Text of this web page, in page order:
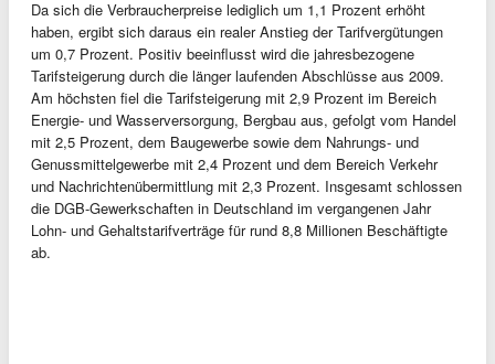
Da sich die Verbraucherpreise lediglich um 1,1 Prozent erhöht
haben, ergibt sich daraus ein realer Anstieg der Tarifvergütungen
um 0,7 Prozent. Positiv beeinflusst wird die jahresbezogene
Tarifsteigerung durch die länger laufenden Abschlüsse aus 2009.
Am höchsten fiel die Tarifsteigerung mit 2,9 Prozent im Bereich
Energie- und Wasserversorgung, Bergbau aus, gefolgt vom Handel
mit 2,5 Prozent, dem Baugewerbe sowie dem Nahrungs- und
Genussmittelgewerbe mit 2,4 Prozent und dem Bereich Verkehr
und Nachrichtenübermittlung mit 2,3 Prozent. Insgesamt schlossen
die DGB-Gewerkschaften in Deutschland im vergangenen Jahr
Lohn- und Gehaltstarifverträge für rund 8,8 Millionen Beschäftigte
ab.